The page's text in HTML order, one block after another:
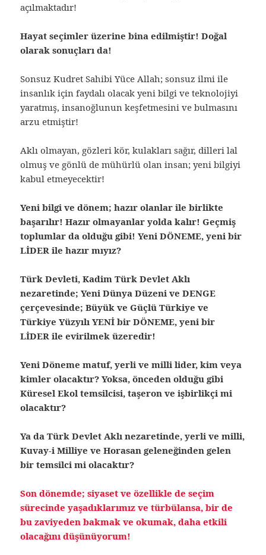
açılmaktadır!
Hayat seçimler üzerine bina edilmiştir! Doğal
olarak sonuçları da!
Sonsuz Kudret Sahibi Yüce Allah; sonsuz ilmi ile
insanlık için faydalı olacak yeni bilgi ve teknolojiyi
yaratmış, insanoğlunun keşfetmesini ve bulmasını
arzu etmiştir!
Aklı olmayan, gözleri kör, kulakları sağır, dilleri lal
olmuş ve gönlü de mühürlü olan insan; yeni bilgiyi
kabul etmeyecektir!
Yeni bilgi ve dönem; hazır olanlar ile birlikte
başarılır! Hazır olmayanlar yolda kalır! Geçmiş
toplumlar da olduğu gibi! Yeni DÖNEME, yeni bir
LİDER ile hazır mıyız?
Türk Devleti, Kadim Türk Devlet Aklı
nezaretinde; Yeni Dünya Düzeni ve DENGE
çerçevesinde; Büyük ve Güçlü Türkiye ve
Türkiye Yüzyılı YENİ bir DÖNEME, yeni bir
LİDER ile evirilmek üzeredir!
Yeni Döneme matuf, yerli ve milli lider, kim veya
kimler olacaktır? Yoksa, önceden olduğu gibi
Küresel Ekol temsilcisi, taşeron ve işbirlikçi mi
olacaktır?
Ya da Türk Devlet Aklı nezaretinde, yerli ve milli,
Kuvay-i Milliye ve Horasan geleneğinden gelen
bir temsilci mi olacaktır?
Son dönemde; siyaset ve özellikle de seçim
sürecinde yaşadıklarımız ve türbülansa, bir de
bu zaviyeden bakmak ve okumak, daha etkili
olacağını düşünüyorum!